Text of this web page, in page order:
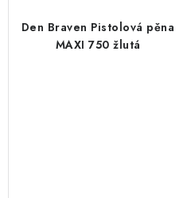
Den Braven Pistolová pěna
MAXI 750 žlutá